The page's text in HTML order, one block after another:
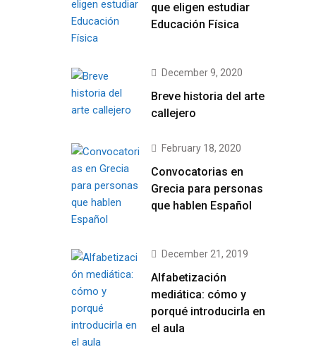
que eligen estudiar
Educación Física
December 9, 2020
Breve historia del arte
callejero
February 18, 2020
Convocatorias en
Grecia para personas
que hablen Español
December 21, 2019
Alfabetización
mediática: cómo y
porqué introducirla en
el aula